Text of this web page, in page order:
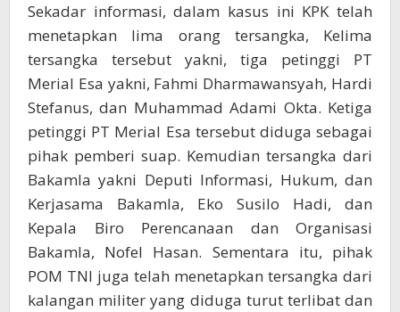
Sekadar informasi, dalam kasus ini KPK telah
menetapkan lima orang tersangka‎, Kelima
tersangka tersebut yakni, ‎tiga petinggi PT
Merial Esa yakni, Fahmi Dharmawansyah, Hardi
Stefanus, dan Muhammad Adami Okta. Ketiga
petinggi PT Merial Esa tersebut diduga sebagai
pihak pemberi suap. Kemudian tersangka dari
Bakamla yakni Deputi Informasi, Hukum, dan
Kerjasama Bakamla, Eko Susilo Hadi, dan
Kepala Biro Perencanaan dan Organisasi
Bakamla, Nofel Hasan. Sementara itu, pihak
POM TNI juga telah menetapkan tersangka dari
kalangan militer yang diduga turut terlibat dan